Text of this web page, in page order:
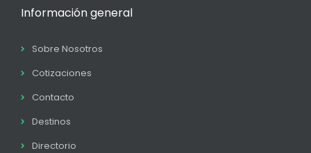
Información general
Sobre Nosotros
Cotizaciones
Contacto
Destinos
Directorio